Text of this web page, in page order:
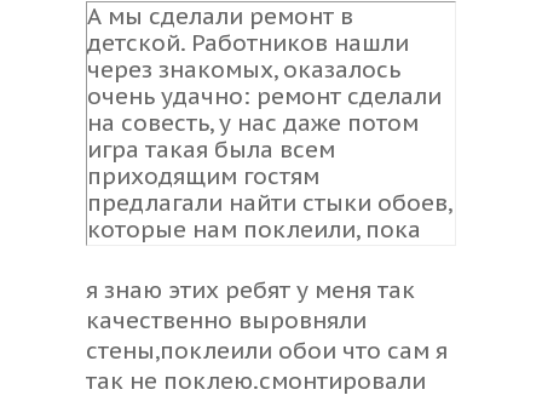
А мы сделали ремонт в
детской. Работников нашли
через знакомых, оказалось
очень удачно: ремонт сделали
на совесть, у нас даже потом
игра такая была всем
приходящим гостям
предлагали найти стыки обоев,
которые нам поклеили, пока
оказалось что они делают
мебель по индивидуальным
проектам, цены значительно
меньше рыночных, вобщем
хоть за ремонт заплатили
я знаю этих ребят у меня так
качественно выровняли
стены,поклеили обои что сам я
так не поклею.смонтировали